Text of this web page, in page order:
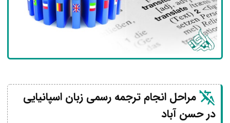
مراحل انجام ترجمه رسمی زبان اسپانیایی
در حسن آباد